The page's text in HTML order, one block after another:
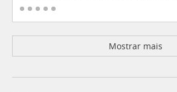
Mostrar mais